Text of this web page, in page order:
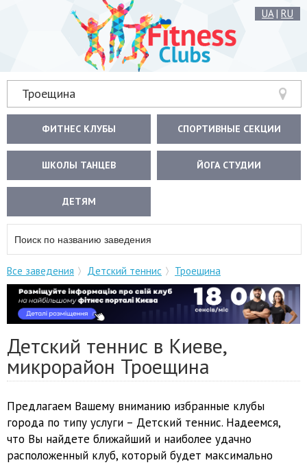
UA| RU
Троещина
ФИТНЕС КЛУБЫ СПОРТИВНЫЕ СЕКЦИИ
ШКОЛЫ ТАНЦЕВ ЙОГА СТУДИИ
ДЕТЯМ
Все заведения Детский теннис Троещина
Детский теннис в Киеве,
микрорайон Троещина
Предлагаем Вашему вниманию избранные клубы
города по типу услуги – Детский теннис. Надеемся,
что Вы найдете ближайший и наиболее удачно
расположенный клуб, который будет максимально